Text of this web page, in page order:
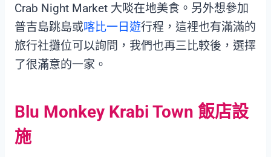
Crab Night Market 大啖在地美食。另外想參加
普吉島跳島或喀比一日遊行程，這裡也有滿滿的
旅行社攤位可以詢問，我們也再三比較後，選擇
了很滿意的一家。
Blu Monkey Krabi Town 飯店設
施